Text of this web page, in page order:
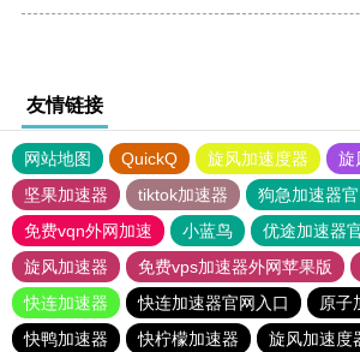
友情链接
网站地图 QuickQ 旋风加速度器
旋
坚果加速器
tiktok加速器
狗急加速器
免费vqn外网加速
小蓝鸟 优途加速器
旋风加速器
免费vps加速器外网苹果版
快连加速器
快连加速器官网入口
原子
快鸭加速器
快柠檬加速器 旋风加速度